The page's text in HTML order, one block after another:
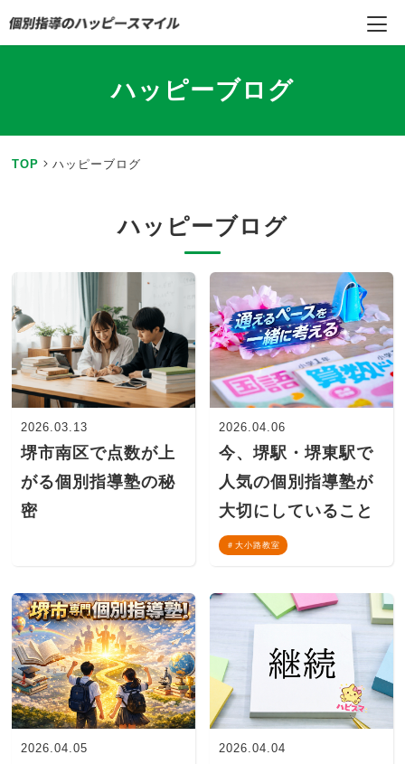
ハッピーブログ
TOP ハッピーブログ
ハッピーブログ
2026.03.13
堺市南区で点数が上
がる個別指導塾の秘
密
2026.04.06
今、堺駅・堺東駅で
人気の個別指導塾が
大切にしていること
大小路教室
2026.04.05 2026.04.04